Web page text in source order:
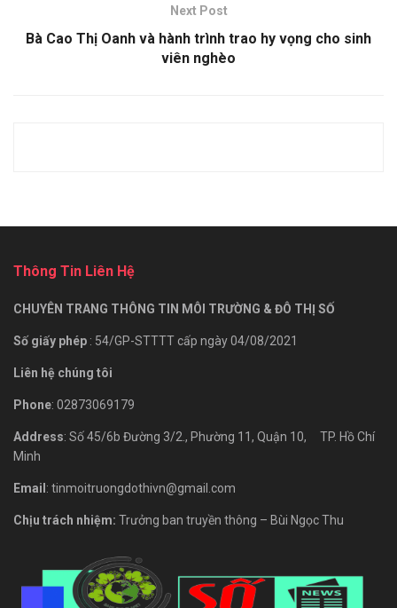
Next Post
Bà Cao Thị Oanh và hành trình trao hy vọng cho sinh
viên nghèo
Thông Tin Liên Hệ
CHUYÊN TRANG THÔNG TIN MÔI TRƯỜNG & ĐÔ THỊ SỐ
Số giấy phép : 54/GP-STTTT cấp ngày 04/08/2021
Liên hệ chúng tôi
Phone: 02873069179
Address: Số 45/6b Đường 3/2., Phường 11, Quận 10, TP. Hồ Chí
Minh
Email : tinmoitruongdothivn@gmail.com
Chịu trách nhiệm: Trưởng ban truyền thông – Bùi Ngọc Thu